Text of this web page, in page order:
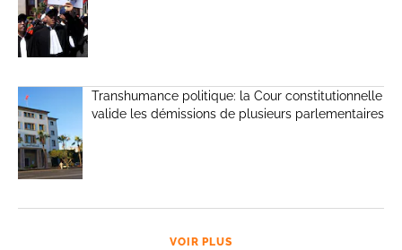
Transhumance politique: la Cour constitutionnelle
valide les démissions de plusieurs parlementaires
VOIR PLUS